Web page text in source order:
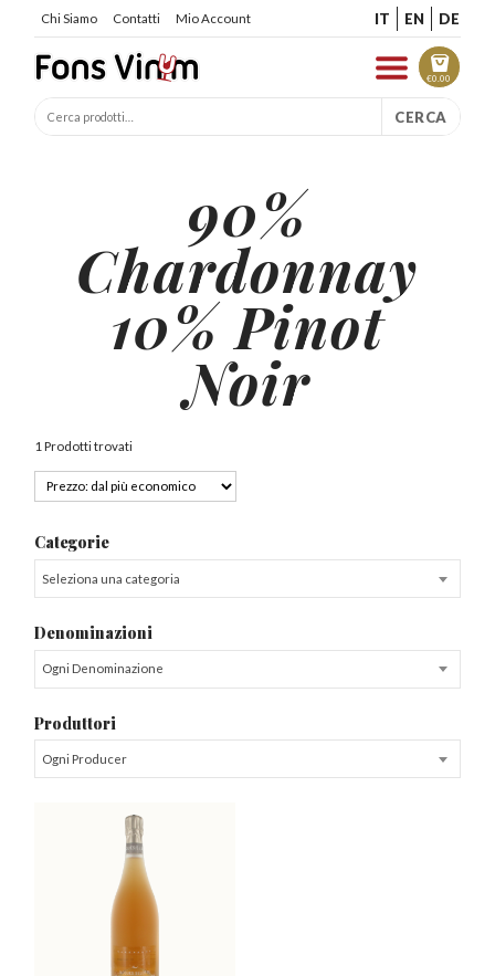
Chi Siamo Contatti Mio Account IT EN DE
€0.00
CERCA
90%
Chardonnay
10% Pinot
Noir
1 Prodotti trovati
Categorie
Seleziona una categoria
Denominazioni
Ogni Denominazione
Produttori
Ogni Producer